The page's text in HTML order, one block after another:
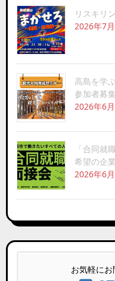
リスキリ
2026年7
高島を学
参加者募集
2026年6
「合同
希望の企
2026年6
お気軽にお